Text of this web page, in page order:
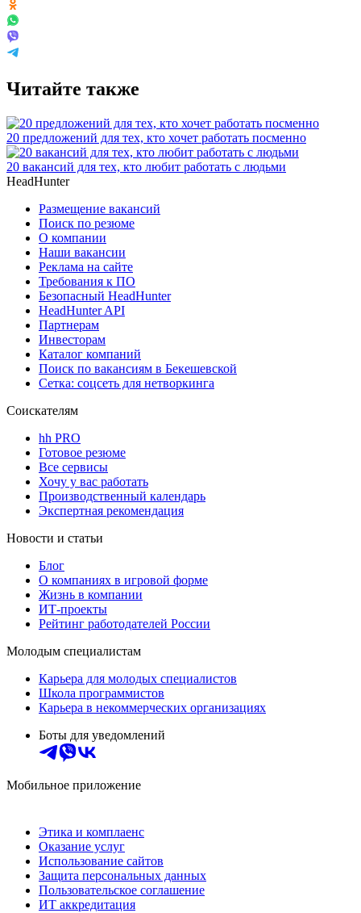
Читайте также
20 предложений для тех, кто хочет работать посменно
20 вакансий для тех, кто любит работать с людьми
HeadHunter
Размещение вакансий
Поиск по резюме
О компании
Наши вакансии
Реклама на сайте
Требования к ПО
Безопасный HeadHunter
HeadHunter API
Партнерам
Инвесторам
Каталог компаний
Поиск по вакансиям в Бекешевской
Сетка: соцсеть для нетворкинга
Соискателям
hh PRO
Готовое резюме
Все сервисы
Хочу у вас работать
Производственный календарь
Экспертная рекомендация
Новости и статьи
Блог
О компаниях в игровой форме
Жизнь в компании
ИТ-проекты
Рейтинг работодателей России
Молодым специалистам
Карьера для молодых специалистов
Школа программистов
Карьера в некоммерческих организациях
Боты для уведомлений
Мобильное приложение
Этика и комплаенс
Оказание услуг
Использование сайтов
Защита персональных данных
Пользовательское соглашение
ИТ аккредитация